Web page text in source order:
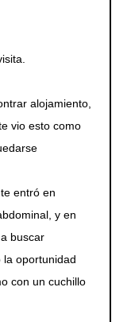
alojamiento,
vio esto como
entró en
y en
buscar
la oportunidad
con un cuchillo